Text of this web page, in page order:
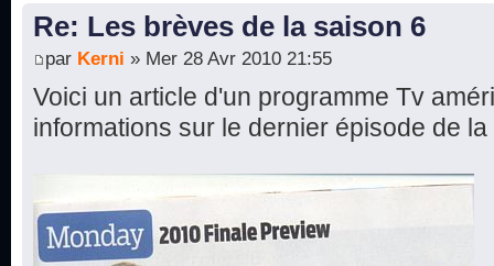
Re: Les brèves de la saison 6
par Kerni » Mer 28 Avr 2010 21:55
Voici un article d'un programme Tv
informations sur le dernier épisode de